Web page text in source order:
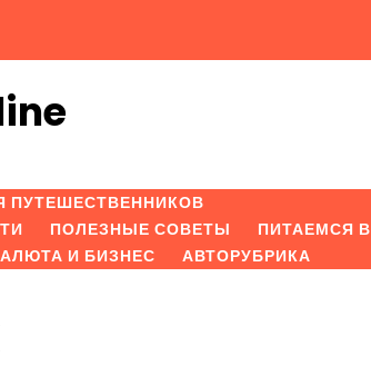
ПУТЕШЕСТВЕННИКОВ
ПОЛЕЗНЫЕ СОВЕТЫ
ПИТАЕМСЯ В
И БИЗНЕС АВТОРУБРИКА